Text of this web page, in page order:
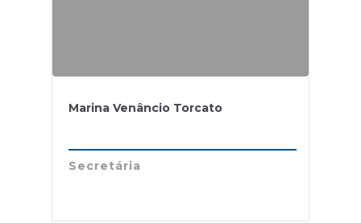
Marina Venâncio Torcato
Secretária